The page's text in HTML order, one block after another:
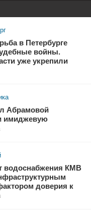
в Петербурге
войны.
уже укрепили
Абрамовой
имиджевую
водоснабжения КМВ
доверия к